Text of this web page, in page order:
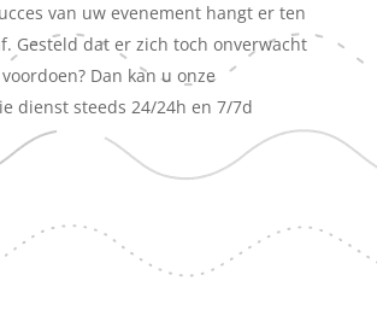
van uw evenement hangt er ten
Gesteld dat er zich toch onverwacht
Dan kan u onze
dienst steeds 24/24h en 7/7d